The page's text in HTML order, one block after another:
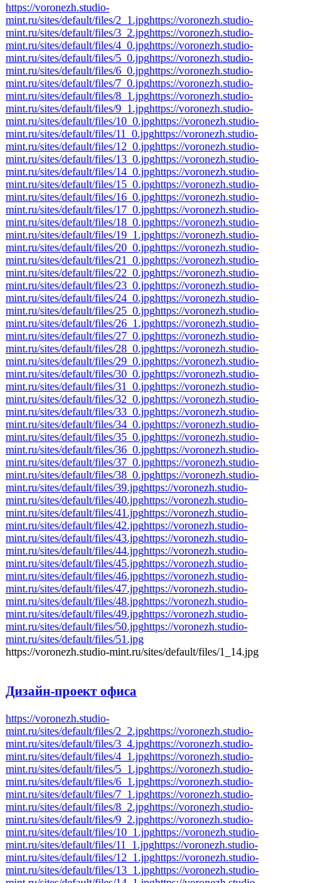
https://voronezh.studio-
mint.ru/sites/default/files/2_1.jpghttps://voronezh.studio-
mint.ru/sites/default/files/3_2.jpghttps://voronezh.studio-
mint.ru/sites/default/files/4_0.jpghttps://voronezh.studio-
mint.ru/sites/default/files/5_0.jpghttps://voronezh.studio-
mint.ru/sites/default/files/6_0.jpghttps://voronezh.studio-
mint.ru/sites/default/files/7_0.jpghttps://voronezh.studio-
mint.ru/sites/default/files/8_1.jpghttps://voronezh.studio-
mint.ru/sites/default/files/9_1.jpghttps://voronezh.studio-
mint.ru/sites/default/files/10_0.jpghttps://voronezh.studio-
mint.ru/sites/default/files/11_0.jpghttps://voronezh.studio-
mint.ru/sites/default/files/12_0.jpghttps://voronezh.studio-
mint.ru/sites/default/files/13_0.jpghttps://voronezh.studio-
mint.ru/sites/default/files/14_0.jpghttps://voronezh.studio-
mint.ru/sites/default/files/15_0.jpghttps://voronezh.studio-
mint.ru/sites/default/files/16_0.jpghttps://voronezh.studio-
mint.ru/sites/default/files/17_0.jpghttps://voronezh.studio-
mint.ru/sites/default/files/18_0.jpghttps://voronezh.studio-
mint.ru/sites/default/files/19_1.jpghttps://voronezh.studio-
mint.ru/sites/default/files/20_0.jpghttps://voronezh.studio-
mint.ru/sites/default/files/21_0.jpghttps://voronezh.studio-
mint.ru/sites/default/files/22_0.jpghttps://voronezh.studio-
mint.ru/sites/default/files/23_0.jpghttps://voronezh.studio-
mint.ru/sites/default/files/24_0.jpghttps://voronezh.studio-
mint.ru/sites/default/files/25_0.jpghttps://voronezh.studio-
mint.ru/sites/default/files/26_1.jpghttps://voronezh.studio-
mint.ru/sites/default/files/27_0.jpghttps://voronezh.studio-
mint.ru/sites/default/files/28_0.jpghttps://voronezh.studio-
mint.ru/sites/default/files/29_0.jpghttps://voronezh.studio-
mint.ru/sites/default/files/30_0.jpghttps://voronezh.studio-
mint.ru/sites/default/files/31_0.jpghttps://voronezh.studio-
mint.ru/sites/default/files/32_0.jpghttps://voronezh.studio-
mint.ru/sites/default/files/33_0.jpghttps://voronezh.studio-
mint.ru/sites/default/files/34_0.jpghttps://voronezh.studio-
mint.ru/sites/default/files/35_0.jpghttps://voronezh.studio-
mint.ru/sites/default/files/36_0.jpghttps://voronezh.studio-
mint.ru/sites/default/files/37_0.jpghttps://voronezh.studio-
mint.ru/sites/default/files/38_0.jpghttps://voronezh.studio-
mint.ru/sites/default/files/39.jpghttps://voronezh.studio-
mint.ru/sites/default/files/40.jpghttps://voronezh.studio-
mint.ru/sites/default/files/41.jpghttps://voronezh.studio-
mint.ru/sites/default/files/42.jpghttps://voronezh.studio-
mint.ru/sites/default/files/43.jpghttps://voronezh.studio-
mint.ru/sites/default/files/44.jpghttps://voronezh.studio-
mint.ru/sites/default/files/45.jpghttps://voronezh.studio-
mint.ru/sites/default/files/46.jpghttps://voronezh.studio-
mint.ru/sites/default/files/47.jpghttps://voronezh.studio-
mint.ru/sites/default/files/48.jpghttps://voronezh.studio-
mint.ru/sites/default/files/49.jpghttps://voronezh.studio-
mint.ru/sites/default/files/50.jpghttps://voronezh.studio-
mint.ru/sites/default/files/51.jpg
https://voronezh.studio-mint.ru/sites/default/files/1_14.jpg
Дизайн-проектофиса
https://voronezh.studio-
mint.ru/sites/default/files/2_2.jpghttps://voronezh.studio-
mint.ru/sites/default/files/3_4.jpghttps://voronezh.studio-
mint.ru/sites/default/files/4_1.jpghttps://voronezh.studio-
mint.ru/sites/default/files/5_1.jpghttps://voronezh.studio-
mint.ru/sites/default/files/6_1.jpghttps://voronezh.studio-
mint.ru/sites/default/files/7_1.jpghttps://voronezh.studio-
mint.ru/sites/default/files/8_2.jpghttps://voronezh.studio-
mint.ru/sites/default/files/9_2.jpghttps://voronezh.studio-
mint.ru/sites/default/files/10_1.jpghttps://voronezh.studio-
mint.ru/sites/default/files/11_1.jpghttps://voronezh.studio-
mint.ru/sites/default/files/12_1.jpghttps://voronezh.studio-
mint.ru/sites/default/files/13_1.jpghttps://voronezh.studio-